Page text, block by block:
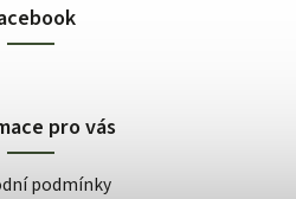
pro vás
podmínky